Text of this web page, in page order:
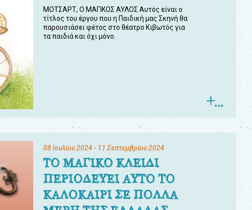
ΜΟΤΣΑΡΤ, Ο ΜΑΓΙΚΟΣ ΑΥΛΟΣ Αυτός είναι ο
τίτλος του έργου που η Παιδική μας Σκηνή θα
παρουσιάσει φέτος στο θέατρο Κιβωτός για
τα παιδιά και όχι μόνο.
08 Ιουλίου 2024- 11 Σεπτεμβρίου 2024
ΤΟ ΜΑΓΙΚΟ ΚΛΕΙΔΙ
ΠΕΡΙΟΔΕΥΕΙ ΑΥΤΟ ΤΟ
ΚΑΛΟΚΑΙΡΙ ΣΕ ΠΟΛΛΑ